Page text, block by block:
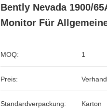
Bently Nevada 1900/
Monitor Für
MOQ: 1
Preis:
Standardverpackung: Karton